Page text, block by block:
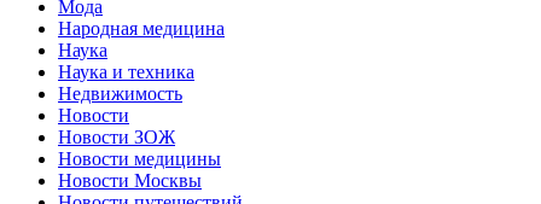
Мода
Народная медицина
Наука
Наука и техника
Недвижимость
Новости
Новости ЗОЖ
Новости медицины
Новости Москвы